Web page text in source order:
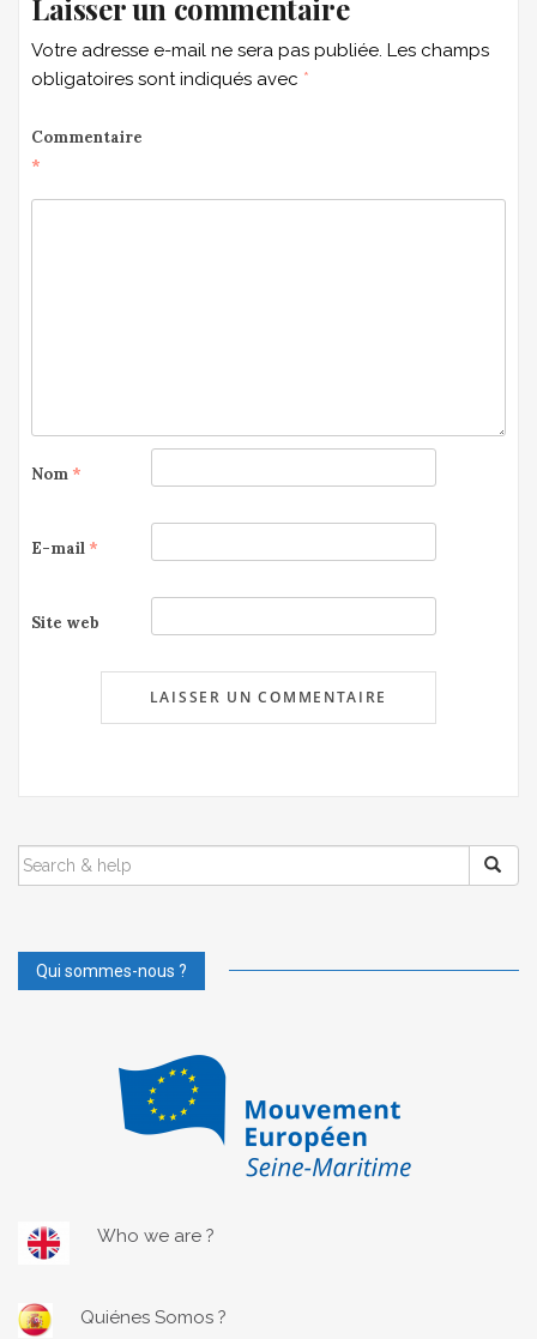
Laisser un commentaire
Votre adresse e-mail ne sera pas publiée. Les champs
obligatoires sont indiqués avec *
Commentaire
*
Nom *
E-mail *
Site web
SEARCH
FOR:
Qui sommes-nous ?
Who we are ?
Quiénes Somos ?